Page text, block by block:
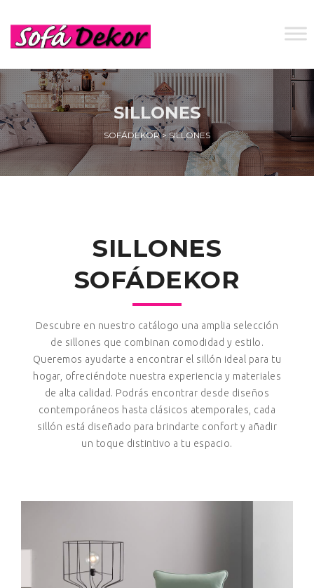
SILLONES
SOFÁDEKOR> SILLONES
SILLONES
SOFÁDEKOR
Descubre en nuestro catálogo una amplia selección
de sillones que combinan comodidad y estilo.
Queremos ayudarte a encontrar el sillón ideal para tu
hogar, ofreciéndote nuestra experiencia y materiales
de alta calidad. Podrás encontrar desde diseños
contemporáneos hasta clásicos atemporales, cada
sillón está diseñado para brindarte confort y añadir
un toque distintivo a tu espacio.